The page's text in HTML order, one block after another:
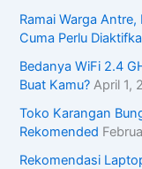
Ramai Warga
Cuma Perlu
Bedanya WiFi 2.4
Buat Kamu? April 1,
Toko Karangan
Rekomended
Rekomendasi